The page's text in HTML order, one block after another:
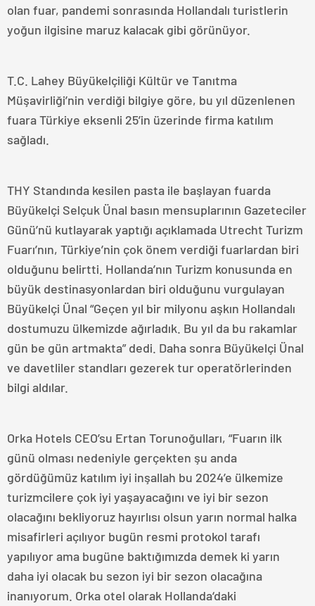
olan fuar, pandemi sonrasında Hollandalı turistlerin
yoğun ilgisine maruz kalacak gibi görünüyor.
T.C. Lahey Büyükelçiliği Kültür ve Tanıtma
Müşavirliği’nin verdiği bilgiye göre, bu yıl düzenlenen
fuara Türkiye eksenli 25’in üzerinde firma katılım
sağladı.
THY Standında kesilen pasta ile başlayan fuarda
Büyükelçi Selçuk Ünal basın mensuplarının Gazeteciler
Günü’nü kutlayarak yaptığı açıklamada Utrecht Turizm
Fuarı’nın, Türkiye’nin çok önem verdiği fuarlardan biri
olduğunu belirtti. Hollanda’nın Turizm konusunda en
büyük destinasyonlardan biri olduğunu vurgulayan
Büyükelçi Ünal “Geçen yıl bir milyonu aşkın Hollandalı
dostumuzu ülkemizde ağırladık. Bu yıl da bu rakamlar
gün be gün artmakta” dedi. Daha sonra Büyükelçi Ünal
ve davetliler standları gezerek tur operatörlerinden
bilgi aldılar.
Orka Hotels CEO’su Ertan Torunoğulları, “Fuarın ilk
günü olması nedeniyle gerçekten şu anda
gördüğümüz katılım iyi inşallah bu 2024’e ülkemize
turizmcilere çok iyi yaşayacağını ve iyi bir sezon
olacağını bekliyoruz hayırlısı olsun yarın normal halka
misafirleri açılıyor bugün resmi protokol tarafı
yapılıyor ama bugüne baktığımızda demek ki yarın
daha iyi olacak bu sezon iyi bir sezon olacağına
inanıyorum. Orka otel olarak Hollanda‘daki